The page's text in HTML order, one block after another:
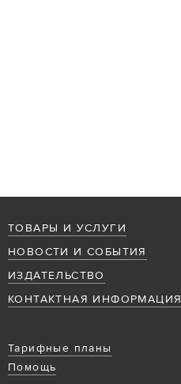
ТОВАРЫ И УСЛУГИ
НОВОСТИ И СОБЫТИЯ
ИЗДАТЕЛЬСТВО
КОНТАКТНАЯ ИНФОРМАЦИЯ
Тарифные планы
Помощь